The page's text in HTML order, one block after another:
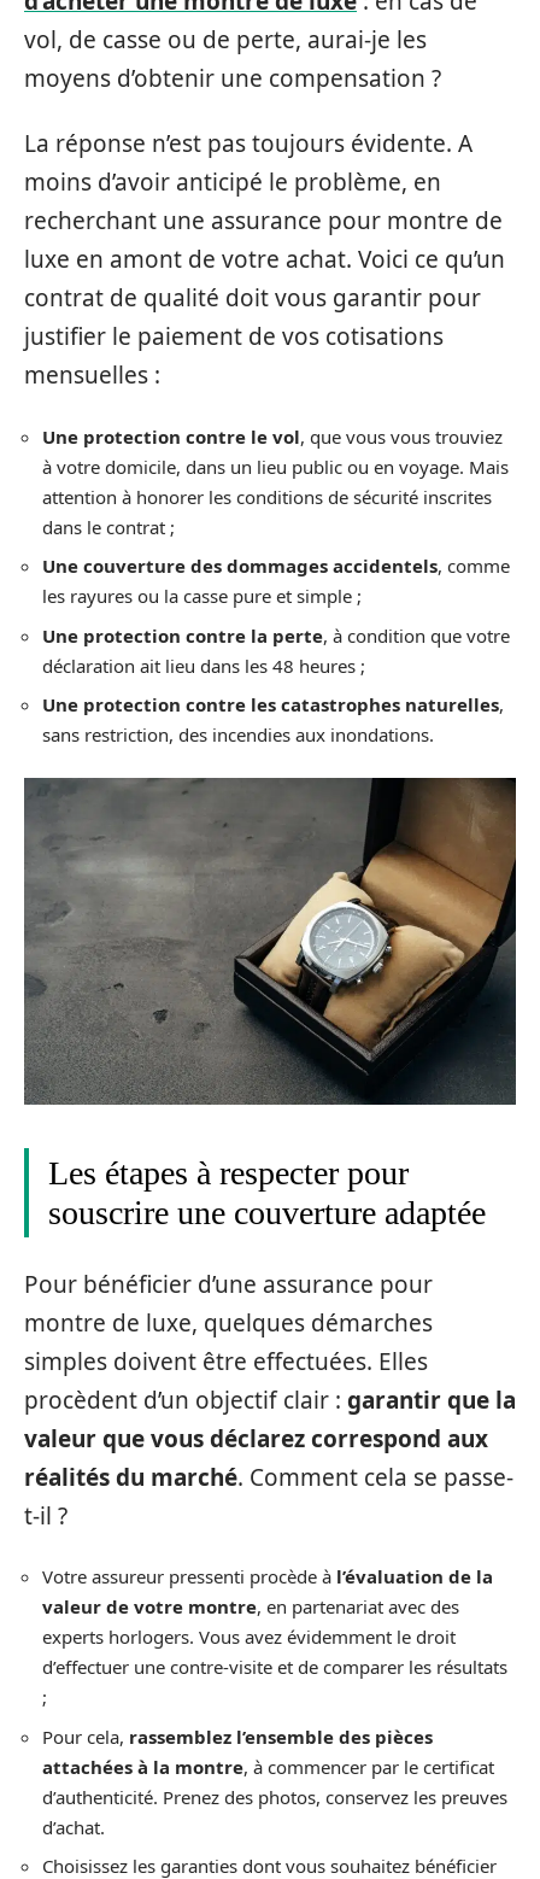
vol, de casse ou de perte, aurai-je les
moyens d’obtenir une compensation ?
La réponse n’est pas toujours évidente. A
moins d’avoir anticipé le problème, en
recherchant une assurance pour montre de
luxe en amont de votre achat. Voici ce qu’un
contrat de qualité doit vous garantir pour
justifier le paiement de vos cotisations
mensuelles :
Une protection contre le vol, que vous vous trouviez
à votre domicile, dans un lieu public ou en voyage. Mais
attention à honorer les conditions de sécurité inscrites
dans le contrat ;
Une couverture des dommages accidentels, comme
les rayures ou la casse pure et simple ;
Une protection contre la perte, à condition que votre
déclaration ait lieu dans les 48 heures ;
Une protection contre les catastrophes naturelles,
sans restriction, des incendies aux inondations.
Les étapes à respecter pour
souscrire une couverture adaptée
Pour bénéficier d’une assurance pour
montre de luxe, quelques démarches
simples doivent être effectuées. Elles
procèdent d’un objectif clair : garantir que la
valeur que vous déclarez correspond aux
réalités du marché. Comment cela se passe-
t-il ?
Votre assureur pressenti procède à l’évaluation de la
valeur de votre montre, en partenariat avec des
experts horlogers. Vous avez évidemment le droit
d’effectuer une contre-visite et de comparer les résultats
;
Pour cela, rassemblez l’ensemble des pièces
attachées à la montre, à commencer par le certificat
d’authenticité. Prenez des photos, conservez les preuves
d’achat.
Choisissez les garanties dont vous souhaitez bénéficier